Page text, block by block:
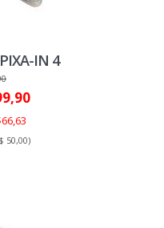
IN 4
50,00)